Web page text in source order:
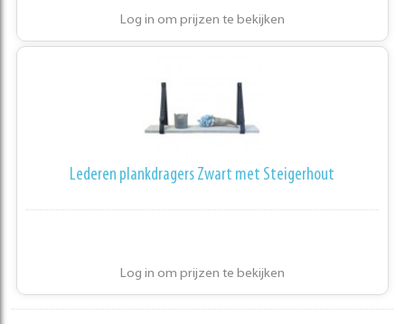
Log in om prijzen te bekijken
Lederen plankdragers Zwart met Steigerhout
Log in om prijzen te bekijken